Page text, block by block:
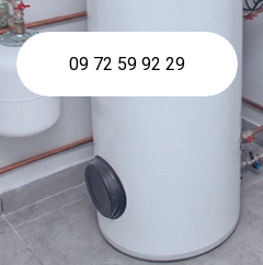
09 72 59 92 29